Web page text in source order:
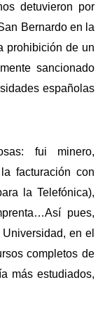
detuvieron por
Bernardo en la
prohibición de un
sancionado
españolas
fui minero,
facturación con
la Telefónica),
pues,
en el
completos de
más estudiados,